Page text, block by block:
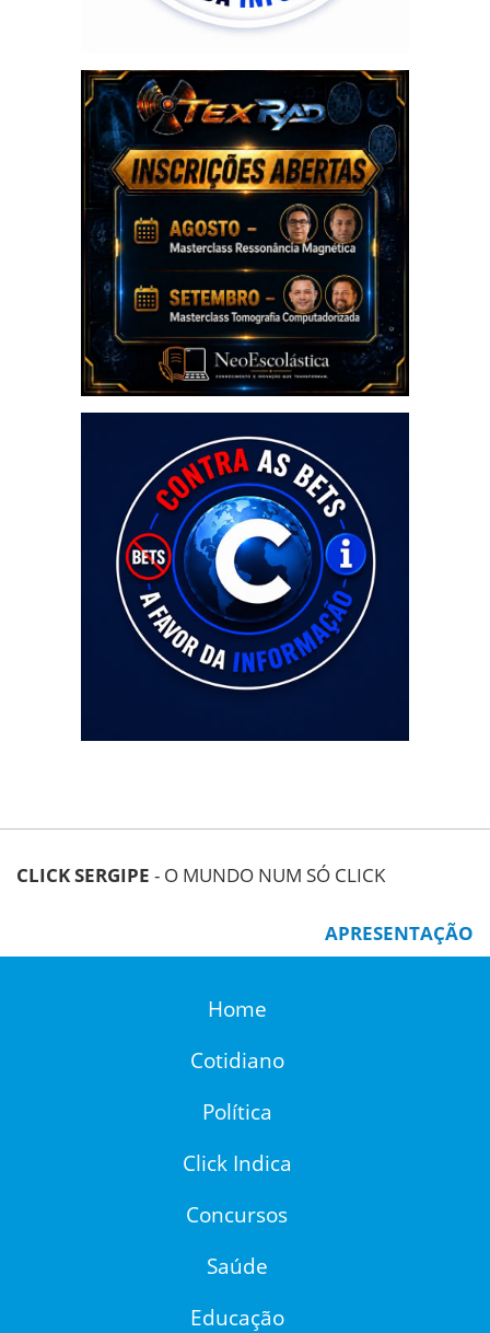
CLICK SERGIPE - O MUNDO NUM SÓ CLICK
APRESENTAÇÃO
Home
Cotidiano
Política
Click Indica
Concursos
Saúde
Educação